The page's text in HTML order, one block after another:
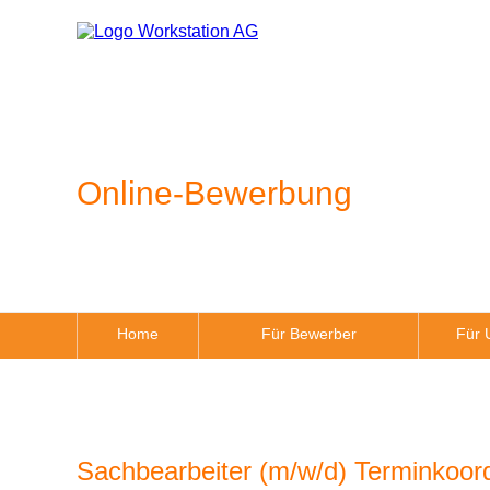
Online-Bewerbung
Home Für Bewerber Für
Sachbearbeiter (m/w/d)